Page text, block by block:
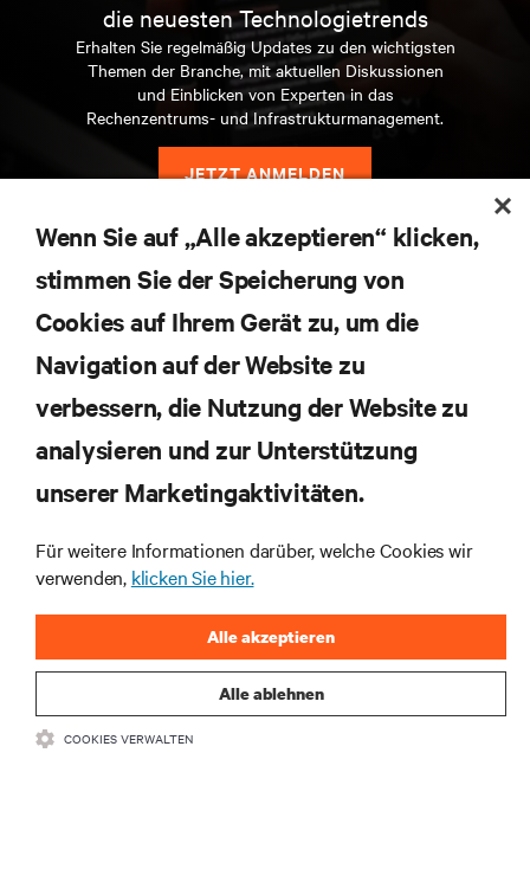
die neuesten Technologietrends
Erhalten Sie regelmäßig Updates zu den wichtigsten
Themen der Branche, mit aktuellen Diskussionen
und Einblicken von Experten in das
Rechenzentrums- und Infrastrukturmanagement.
JETZT ANMELDEN
RESSOURCEN
SUPPORT
UNTERNEHMEN
BLEIBEN SIE MIT UNS IN KONTAKT
Wenn Sie auf „Alle akzeptieren“ klicken,
stimmen Sie der Speicherung von
Cookies auf Ihrem Gerät zu, um die
Navigation auf der Website zu
verbessern, die Nutzung der Website zu
analysieren und zur Unterstützung
unserer Marketingaktivitäten.
Für weitere Informationen darüber, welche Cookies wir
verwenden, klicken Sie hier.
Alle ablehnen
Alle akzeptieren
COOKIES VERWALTEN